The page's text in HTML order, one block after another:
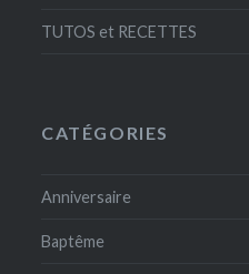
TUTOS et RECETTES
CATÉGORIES
Anniversaire
Baptême